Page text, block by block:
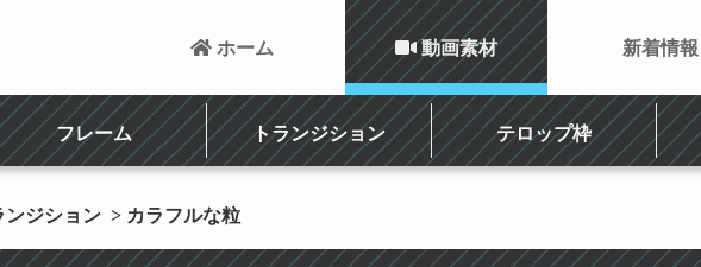
 ホーム  動画素材
フレーム トランジション テロップ枠
新着情報
ンジション > カラフルな粒